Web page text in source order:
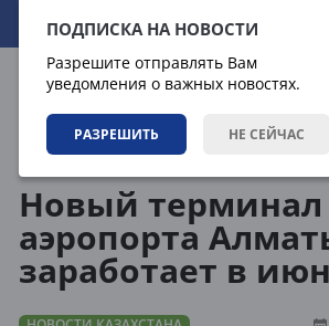
ПОДПИСКА НА НОВОСТИ
Разрешите отправлять Вам
уведомления о важных новостях.
РАЗРЕШИТЬ НЕ СЕЙЧАС
06.08.2026 11:24:58
Новый терминал
аэропорта
заработает в